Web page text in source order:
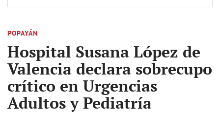
POPAYÁN
Hospital Susana López de
Valencia declara sobrecupo
crítico en Urgencias
Adultos y Pediatría